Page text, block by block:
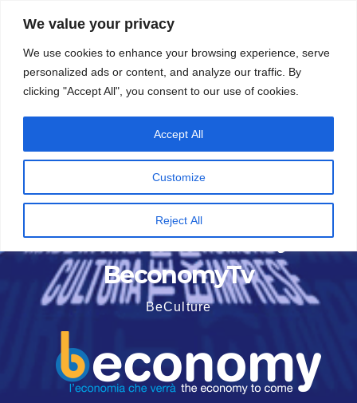
We value your privacy
We use cookies to enhance your browsing experience, serve
personalized ads or content, and analyze our traffic. By
clicking "Accept All", you consent to our use of cookies.
Customize
Reject All
Accept All
contenuto
5 Agosto 2026
BeconomyTv
BeCulture